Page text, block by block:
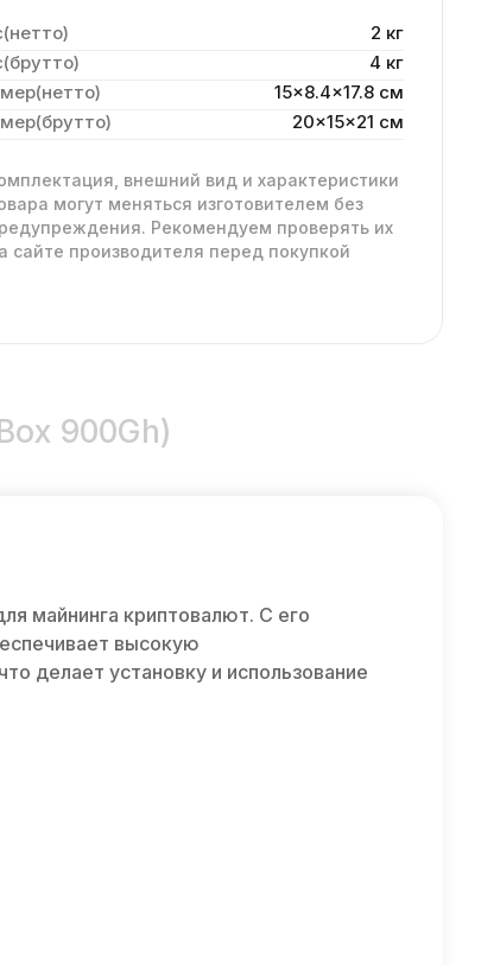
2 кг
4 кг
15x8.4x17.8 cм
20x15x21 см
внешний вид и характеристики
могут меняться изготовителем без
Рекомендуем проверять их
сайте производителя перед покупкой
900Gh)
майнинга криптовалют. С его
высокую
делает установку и использование